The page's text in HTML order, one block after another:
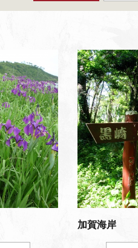
加賀海岸